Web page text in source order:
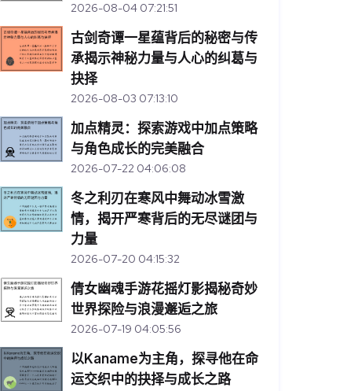
2026-08-04 07:21:51
古剑奇谭一星蕴背后的秘密与传
承揭示神秘力量与人心的纠葛与
抉择
2026-08-03 07:13:10
加点精灵：探索游戏中加点策略
与角色成长的完美融合
2026-07-22 04:06:08
冬之利刃在寒风中舞动冰雪激
情，揭开严寒背后的无尽谜团与
力量
2026-07-20 04:15:32
倩女幽魂手游花摇灯影揭秘奇妙
世界探险与浪漫邂逅之旅
2026-07-19 04:05:56
以Kaname为主角，探寻他在命
运交织中的抉择与成长之路